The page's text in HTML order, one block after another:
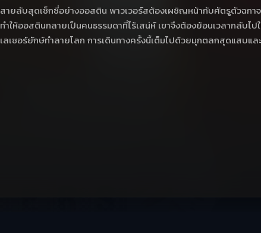
สายลับสุดเซ็กซี่อย่างออสติน พาวเวอร์สต้องเผชิญหน้ากับศัตรูตัวฉกาจ
ทำให้ออสตินกลายเป็นคนธรรมดาที่ไร้เสน่ห์ เขาจึงต้องย้อนเวลากลับไ
เลเซอร์ยักษ์ทำลายโลก การเดินทางครั้งนี้เต็มไปด้วยมุกตลกสุดแสบ